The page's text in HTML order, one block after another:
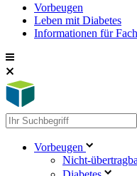
Vorbeugen
Leben mit Diabetes
Informationen für
Vorbeugen
Nicht-